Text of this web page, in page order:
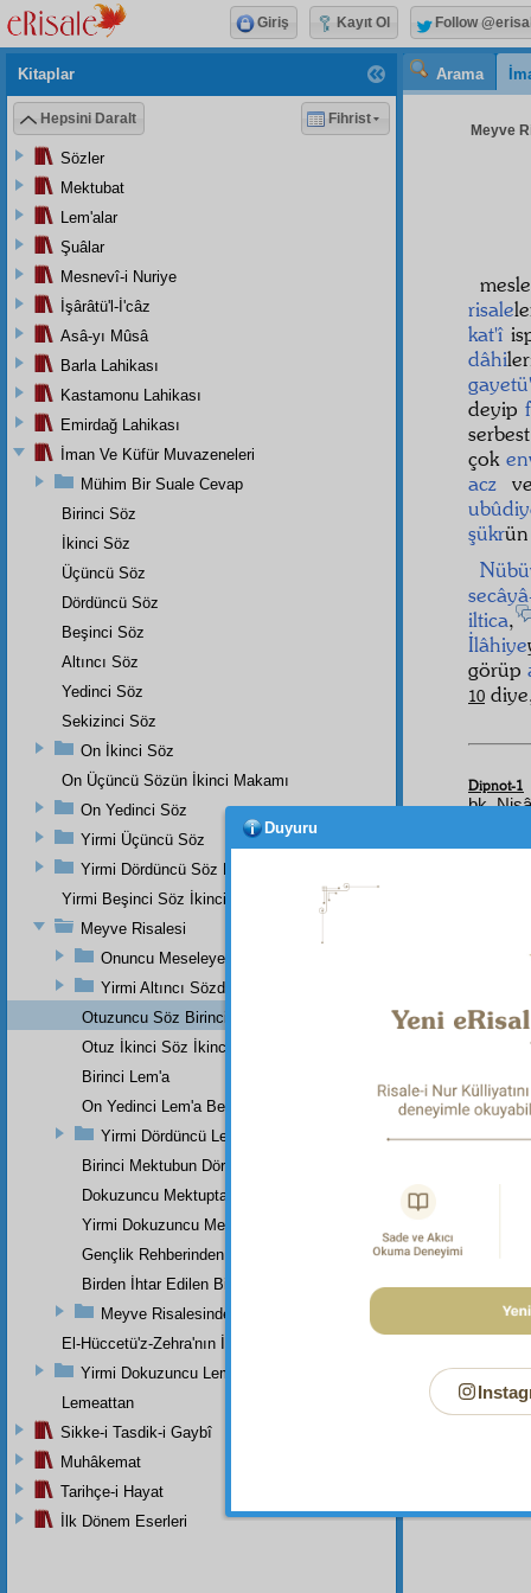
Arama
Meyve
risale
kat'î
dâhi
deyip
çok
acz
şükrün
iltica,
İlâhiye
görüp
10
Dipnot-1
bk.
Dipnot-5
bk.
bk.
Dipnot-7
bk.
Dipnot-10
bk.
Kitaplar
Hepsini Daralt Fihrist
Sözler
Mektubat
Lem'alar
Şuâlar
Mesnevî-i Nuriye
İşârâtü'l-İ'câz
Asâ-yı Mûsâ
Barla Lahikası
Kastamonu Lahikası
Emirdağ Lahikası
İman Ve Küfür Muvazeneleri
Mühim Bir Suale Cevap
Birinci Söz
İkinci Söz
Üçüncü Söz
Dördüncü Söz
Beşinci Söz
Altıncı Söz
Yedinci Söz
Sekizinci Söz
On İkinci Söz
On Üçüncü Sözün İkinci Makamı
On Yedinci Söz
Yirmi Üçüncü Söz
Yirmi Dördüncü Söz Beşinci Dal
Yirmi Beşinci Söz İkinci Cilve
Meyve Risalesi
Onuncu Meseleye Bir Hatime Olarak İki Haşiye
Yirmi Altıncı Sözden
Otuzuncu Söz Birinci Maksat
Otuz İkinci Söz İkinci Noktanın İkinci Mebhası
Birinci Lem'a
On Yedinci Lem'a Beşinci Nota
Yirmi Dördüncü Lem'a
Birinci Mektubun Dördüncü Suali
Dokuzuncu Mektuptan
Yirmi Dokuzuncu Mektup Beşinci Risale Olan Beşinci Kısım
Gençlik Rehberinden
Birden İhtar Edilen Bir Mes'ele-i Mühimme
Meyve Risalesinden
El-Hüccetü'z-Zehra'nın İkinci Makamı
Yirmi Dokuzuncu Lem'a İkinci Bab
Lemeattan
Sikke-i Tasdik-i Gaybî
Muhâkemat
Tarihçe-i Hayat
İlk Dönem Eserleri
Giriş Kayıt Ol Follow
Duyuru